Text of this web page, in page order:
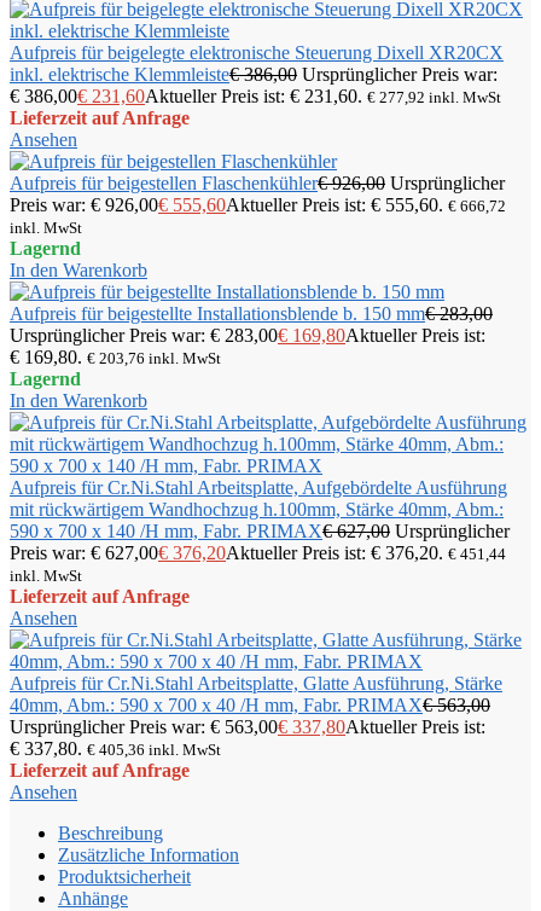
Aufpreis für beigelegte elektronische Steuerung Dixell XR20CX
inkl. elektrische Klemmleiste€386,00 Ursprünglicher Preis war:
€ 386,00€ 231,60Aktueller Preis ist: € 231,60. € 277,92 inkl. MwSt
Lieferzeit auf Anfrage
Ansehen
Aufpreis für beigestellen Flaschenkühler€926,00 Ursprünglicher
Preis war: € 926,00€ 555,60Aktueller Preis ist: € 555,60. € 666,72
inkl. MwSt
Lagernd
In den Warenkorb
Aufpreis für beigestellte Installationsblende b. 150 mm€283,00
Ursprünglicher Preis war: € 283,00€ 169,80Aktueller Preis ist:
€ 169,80. € 203,76 inkl. MwSt
Lagernd
In den Warenkorb
Aufpreis für Cr.Ni.Stahl Arbeitsplatte, Aufgebördelte Ausführung
mit rückwärtigem Wandhochzug h.100mm, Stärke 40mm, Abm.:
590 x 700 x 140 /H mm, Fabr. PRIMAX€627,00 Ursprünglicher
Preis war: € 627,00€ 376,20Aktueller Preis ist: € 376,20. € 451,44
inkl. MwSt
Lieferzeit auf Anfrage
Ansehen
Aufpreis für Cr.Ni.Stahl Arbeitsplatte, Glatte Ausführung, Stärke
40mm, Abm.: 590 x 700 x 40 /H mm, Fabr. PRIMAX€563,00
Ursprünglicher Preis war: € 563,00€ 337,80Aktueller Preis ist:
€ 337,80. € 405,36 inkl. MwSt
Lieferzeit auf Anfrage
Ansehen
Beschreibung
Zusätzliche Information
Produktsicherheit
Anhänge